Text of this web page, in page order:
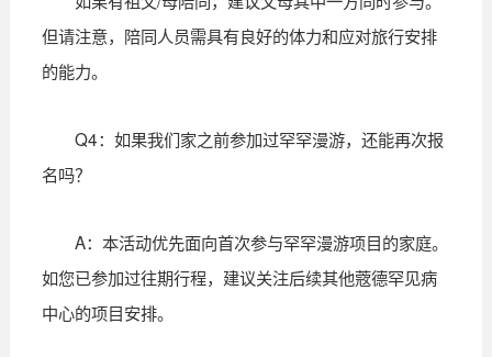
但请注意，陪同人员需具有良好的体力和应对旅行安排
的能力。
Q4：如果我们家之前参加过罕罕漫游，还能再次报
名吗？
A：本活动优先面向首次参与罕罕漫游项目的家庭。
如您已参加过往期行程，建议关注后续其他蔲德罕见病
中心的项目安排。